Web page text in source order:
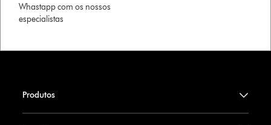
Whastapp com os nossos
especialistas
Produtos